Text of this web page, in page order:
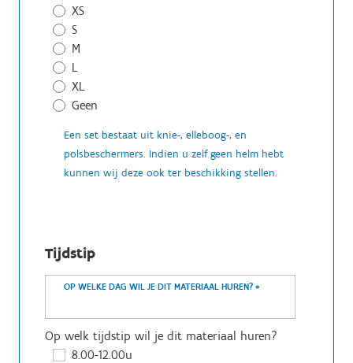
XS
S
M
L
XL
Geen
Een set bestaat uit knie-, elleboog-, en
polsbeschermers. Indien u zelf geen helm hebt
kunnen wij deze ook ter beschikking stellen.
Tijdstip
OP WELKE DAG WIL JE DIT MATERIAAL HUREN? *
Op welk tijdstip wil je dit materiaal huren?
8.00-12.00u